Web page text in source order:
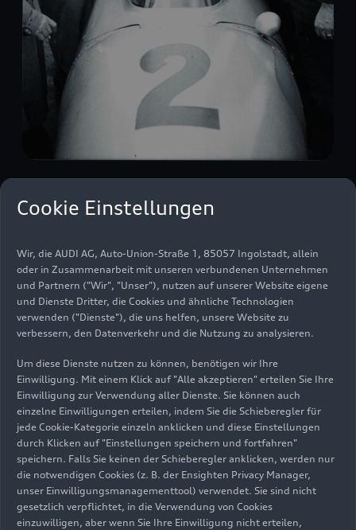
Der ehemalige Rennpilot der Auto Union, Achille
Varzi, wäre am 4. August 100 Jahre alt geworden.
den größten Rennfahrern der Welt und galt in
seiner Heimat als der gleichberechtigte Rivale des
legendären Tazio Nuvolari. Varzi gewann in seiner
außergewöhnlichen Karriere 28 Grand Prix Läufe
in elf Jahren, darunter die schwierigsten Rennen
Fahrstil bewundert. Von 1935 bis 1937 zählte
Achille Varzi zur Mannschaft der Auto Union.
1935 gewann er mit den Vier Ringen den Großen
Preis von Tunis und die Coppa Acerbo, 1936 den
Grand Prix von Tripolis.
Varzi geriet bei der Auto Union in den Schatten
seines jungen Teamgefährten Bernd Rosemeyer
Cookie Einstellungen
Wir, die AUDI AG, Auto-Union-Straße 1, 85057 Ingolstadt, allein
oder in Zusammenarbeit mit unseren verbundenen Unternehmen
und Partnern ("Wir", "Unser"), nutzen auf unserer Website eigene
und Dienste Dritter, die Cookies und ähnliche Technologien
verwenden ("Dienste"), die uns helfen, unsere Website zu
verbessern, den Datenverkehr und die Nutzung zu analysieren.
Um diese Dienste nutzen zu können, benötigen wir Ihre
Einwilligung. Mit einem Klick auf "Alle akzeptieren" erteilen Sie Ihre
Einwilligung zur Verwendung aller Dienste. Sie können auch
einzelne Einwilligungen erteilen, indem Sie die Schieberegler für
jede Cookie-Kategorie einzeln anklicken und diese Einstellungen
durch Klicken auf "Einstellungen speichern und fortfahren"
speichern. Falls Sie keinen der Schieberegler anklicken, werden nur
die notwendigen Cookies (z. B. der Ensighten Privacy Manager,
unser Einwilligungsmanagementtool) verwendet. Sie sind nicht
gesetzlich verpflichtet, in die Verwendung von Cookies
einzuwilligen, aber wenn Sie Ihre Einwilligung nicht erteilen,